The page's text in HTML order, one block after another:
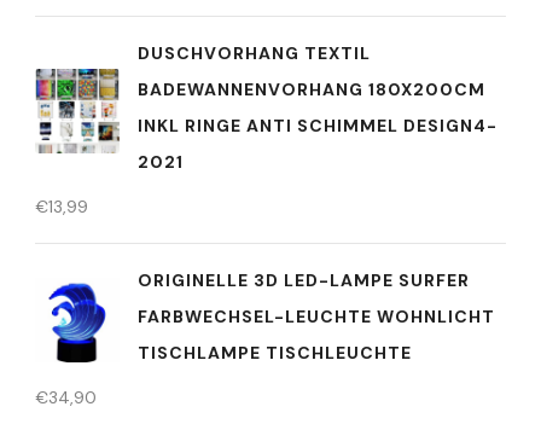
DUSCHVORHANG TEXTIL
BADEWANNENVORHANG 180X200CM
INKL RINGE ANTI SCHIMMEL DESIGN4-
2021
€13,99
ORIGINELLE 3D LED-LAMPE SURFER
FARBWECHSEL-LEUCHTE WOHNLICHT
TISCHLAMPE TISCHLEUCHTE
€34,90